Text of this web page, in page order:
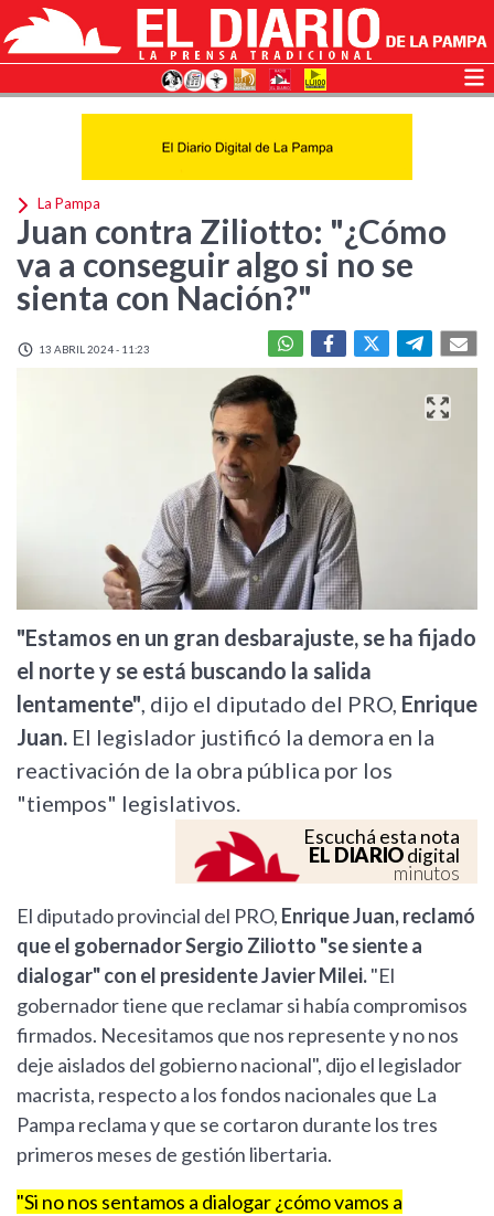
La Pampa
Juan contra Ziliotto: "¿Cómo
va a conseguir algo si no se
sienta con Nación?"
13 ABRIL 2024 - 11:23
"Estamos en un gran desbarajuste, se ha fijado
el norte y se está buscando la salida
lentamente", dijo el diputado del PRO, Enrique
Juan. El legislador justificó la demora en la
reactivación de la obra pública por los
"tiempos" legislativos.
Escuchá esta nota
EL DIARIOdigital
minutos
El diputado provincial del PRO, Enrique Juan, reclamó
que el gobernador Sergio Ziliotto "se siente a
dialogar" con el presidente Javier Milei."El
gobernador tiene que reclamar si había compromisos
firmados. Necesitamos que nos represente y no nos
deje aislados del gobierno nacional", dijo el legislador
macrista, respecto a los fondos nacionales que La
Pampa reclama y que se cortaron durante los tres
primeros meses de gestión libertaria.
"Si no nos sentamos a dialogar ¿cómo vamos a